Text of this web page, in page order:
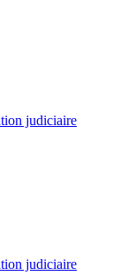
judiciaire
judiciaire